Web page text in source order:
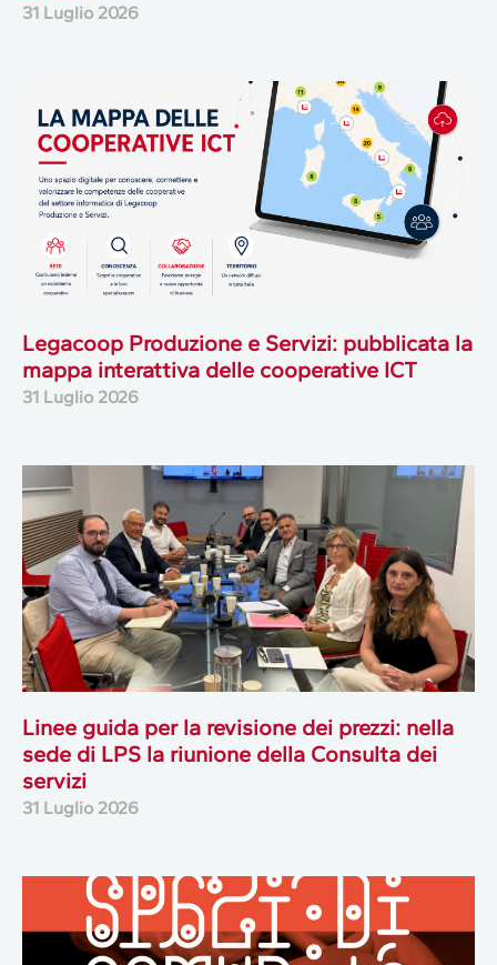
31 Luglio 2026
Legacoop Produzione e Servizi: pubblicata la
mappa interattiva delle cooperative ICT
31 Luglio 2026
Linee guida per la revisione dei prezzi: nella
sede di LPS la riunione della Consulta dei
servizi
31 Luglio 2026